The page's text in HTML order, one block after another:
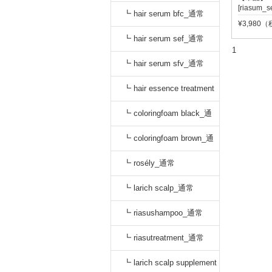
oo_通常
┗ hair serum bfc_通常
┗ hair serum sef_通常
┗ hair serum sfv_通常
┗ hair essence treatment
dr_通常
┗ coloringfoam black_通
常
┗ coloringfoam brown_通
常
┗ rosély_通常
┗ larich scalp_通常
┗ riasushampoo_通常
┗ riasutreatment_通常
┗ larich scalp supplement
¥3,980（
1